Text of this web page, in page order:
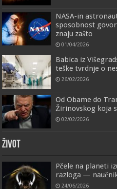
NASA-in
sposobnost
znaju zašto
01/04/2026
Babica iz
teške tvrdnje o
26/02/2026
Od Obame do
Žirinovskog koja
02/02/2026
ŽIVOT
Pčele na planeti
razloga —
24/06/2026